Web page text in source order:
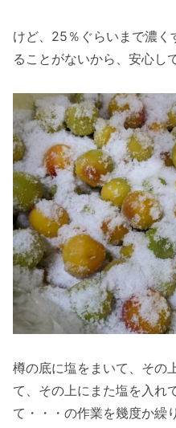
けど、25％ぐらいまで濃く
ることがないから、安心し
樽の底に塩をまいて、その
て、その上にまた塩を入れ
て・・・の作業を幾度か繰